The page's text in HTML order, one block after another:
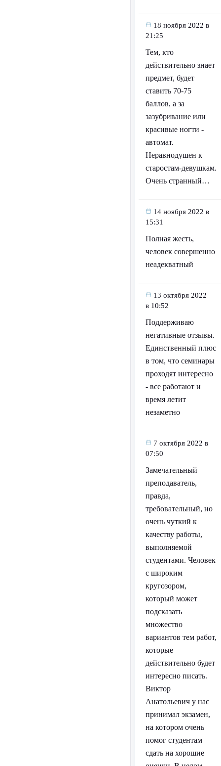
18 ноября 2022 в
21:25
Тем, кто
действительно знает
предмет, будет
ставить 70-75
баллов, а за
зазубривание или
красивые ногти -
автомат.
Неравнодушен к
старостам-девушкам.
Очень странный…
14 ноября 2022 в
15:31
Полная жесть,
человек совершенно
неадекватный
13 октября 2022
в 10:52
Поддерживаю
негативные отзывы.
Единственный плюс
в том, что семинары
проходят интересно
- все работают и
время летит
незаметно
7 октября 2022 в
07:50
Замечательный
преподаватель,
правда,
требовательный, но
очень чуткий к
качеству работы,
выполняемой
студентами. Человек
с широким
кругозором,
который может
подсказать
множество
вариантов тем работ,
которые
действительно будет
интересно писать.
Виктор
Анатольевич у нас
принимал экзамен,
на котором очень
помог студентам
сдать на хорошие